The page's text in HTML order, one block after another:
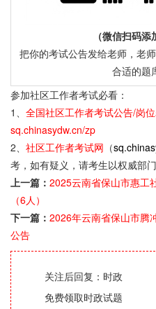
（微信扫码添
把你的考试公告发给老师，老
合适的题
参加社区工作者考试必看：
1、 全国社区工作者考试公告/岗
sq.chinasydw.cn/zp
2、 社区工作者考试网 （
考，如有疑义，请考生以权威部
上一篇： 2025云南省保山市惠工
（6人）
下一篇： 2026年云南省保山市腾
公告
关注后回复：时政
免费领取时政试题